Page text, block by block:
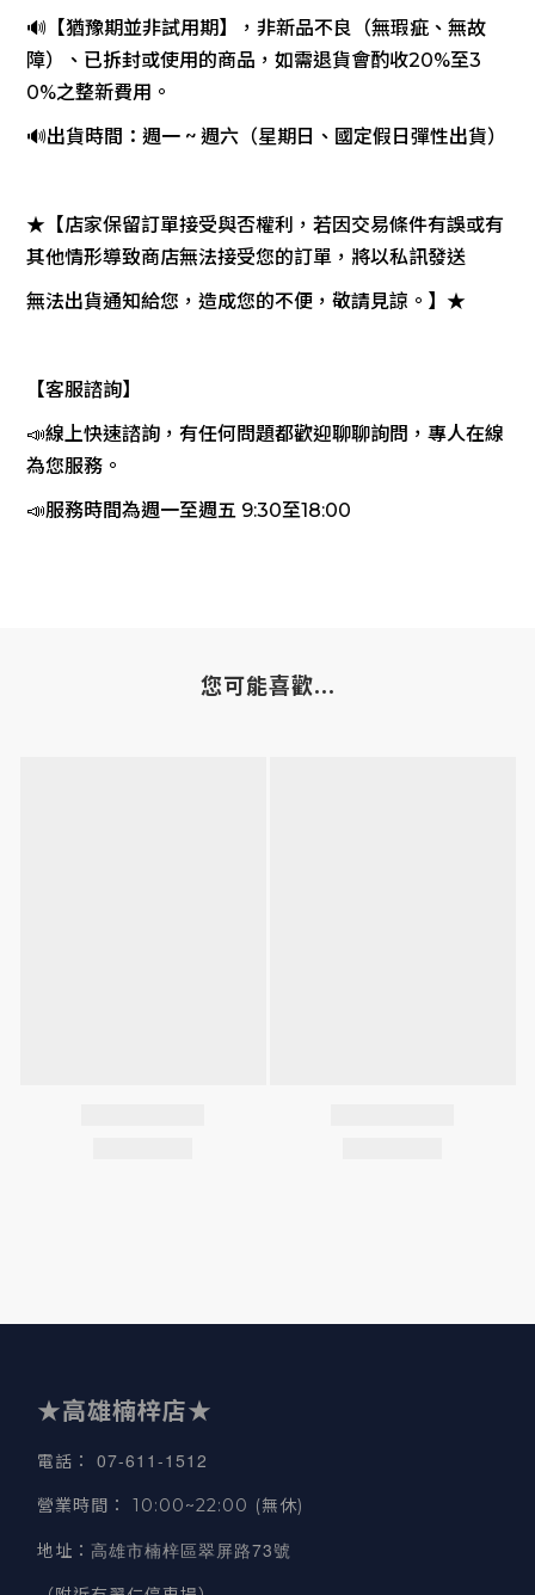
🔊【猶豫期並非試用期】，非新品不良（無瑕疵、無故
障）、已拆封或使用的商品，如需退貨會酌收20%至3
0%之整新費用。
🔊出貨時間：週一 ~ 週六（星期日、國定假日彈性出貨）
★【店家保留訂單接受與否權利，若因交易條件有誤或有
其他情形導致商店無法接受您的訂單，將以私訊發送
無法出貨通知給您，造成您的不便，敬請見諒。】★
【客服諮詢】
📣線上快速諮詢，有任何問題都歡迎聊聊詢問，專人在線
為您服務。
📣服務時間為週一至週五 9:30至18:00
您可能喜歡...
★高雄楠梓店★
電話 ： 07-611-1512
營業時間 ： 10:00~22:00 (無休)
地址 ： 高雄市楠梓區翠屏路73號